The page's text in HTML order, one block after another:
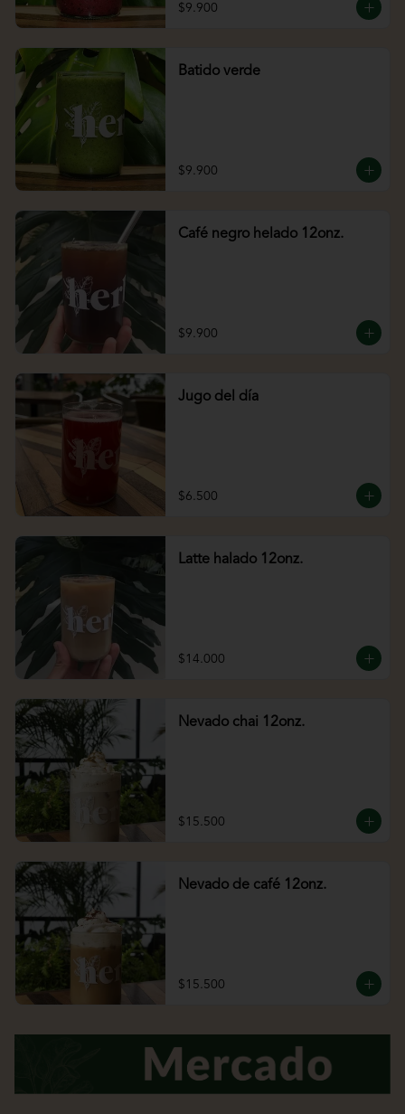
$9.900
Batido verde
$9.900
Café negro helado 12onz.
$9.900
Jugo del día
$6.500
Latte halado 12onz.
$14.000
Nevado chai 12onz.
$15.500
Nevado de café 12onz.
$15.500